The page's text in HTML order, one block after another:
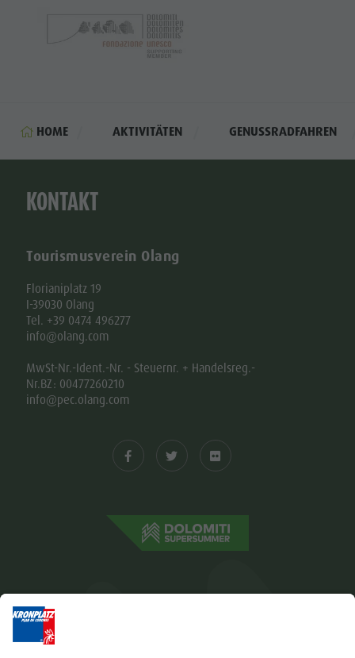
HOME AKTIVITÄTEN GENUSSRADFAHREN
KONTAKT
Tourismusverein Olang
Florianiplatz 19
I-39030 Olang
Tel. +39 0474 496277
info@olang.com
MwSt-Nr.-Ident.-Nr. - Steuernr. + Handelsreg.-
Nr.BZ: 00477260210
info@pec.olang.com